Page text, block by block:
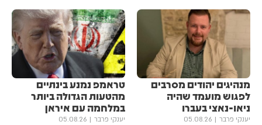
מנהיגים יהודים מסרבים
לפגוש מועמד שהיה
ניאו-נאצי בעברו
יענקי פרבר 05.08.26
טראמפ נמנע בינתיים
מהטעות הגדולה ביותר
במלחמה עם איראן
יענקי פרבר 05.08.26